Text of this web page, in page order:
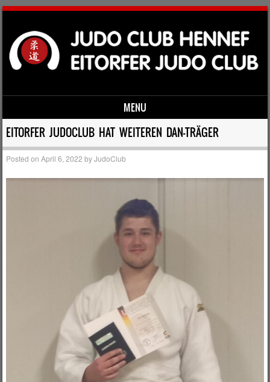
MENU
Skip to content
EITORFER JUDOCLUB HAT WEITEREN DAN-TRÄGER
Posted onApril 6, 2022 byJudoClub